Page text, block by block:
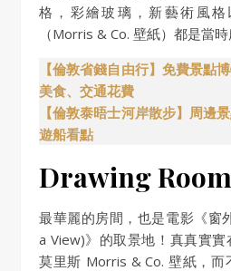
格，彩繪玻璃，新藝術風
（Morris & Co. 壁紙）都是當
【倫敦省錢自由行】免費景點
美食、交通花費
【倫敦泰晤士河岸散步】周邊
遊船看點
Drawing
最華麗的房間，也是電影《窗
a View)》的取景地！真真實
莫里斯 Morris & Co. 壁紙，而